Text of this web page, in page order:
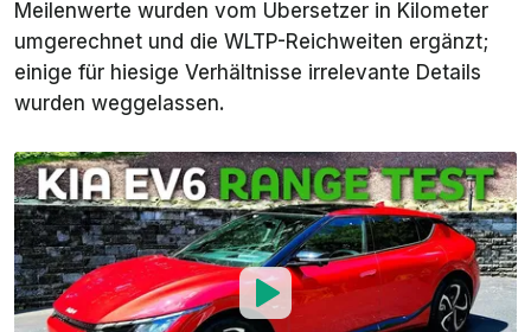
Meilenwerte wurden vom Übersetzer in Kilometer
umgerechnet und die WLTP-Reichweiten ergänzt;
einige für hiesige Verhältnisse irrelevante Details
wurden weggelassen.